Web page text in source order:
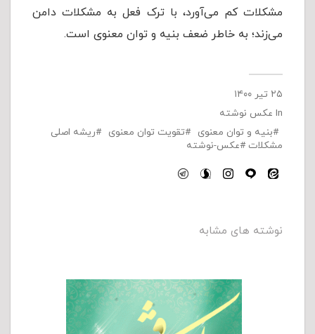
مشکلات کم می‌آورد، با ترک فعل به مشکلات دامن
می‌زند؛ به خاطر ضعف بنیه و توان معنوی است.
۲۵ تیر ۱۴۰۰
In عکس نوشته
بنیه و توان معنوی
تقویت توان معنوی
ریشه اصلی
مشکلات
عکس-نوشته
نوشته های مشابه